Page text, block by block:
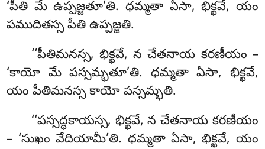
‘పీతి మే ఉప్పజ్జతూ’తి. ధమ్మతా ఏసా, భిక్ఖవే, యం
పముదితస్స పీతి ఉప్పజ్జతి.
‘‘పీతిమనస్స, భిక్ఖవే, న చేతనాయ కరణీయం –
‘కాయో మేపస్సమ్భతూ’తి. ధమ్మతా ఏసా, భిక్ఖవే,
యం పీతిమనస్స కాయో పస్సమ్భతి.
‘‘పస్సద్ధకాయస్స, భిక్ఖవే, న చేతనాయ కరణీయం
– ‘సుఖం వేదియామీ’తి. ధమ్మతా ఏసా, భిక్ఖవే, యం